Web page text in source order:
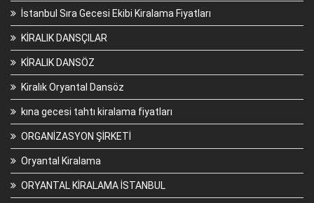
İstanbul Sıra Gecesi Ekibi Kiralama Fiyatları
KİRALIK DANSÇILAR
KİRALIK DANSÖZ
Kiralık Oryantal Dansöz
kına gecesi tahtı kiralama fiyatları
ORGANİZASYON ŞİRKETİ
Oryantal Kiralama
ORYANTAL KİRALAMA İSTANBUL